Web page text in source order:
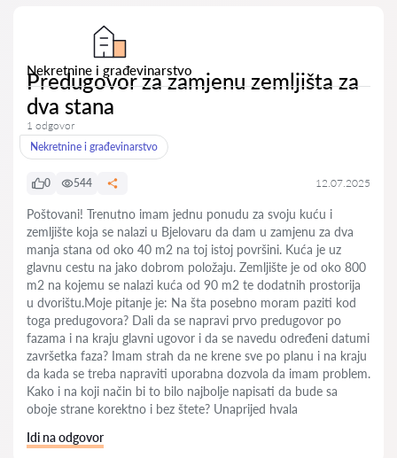
Nekretnine i građevinarstvo
Predugovor za zamjenu zemljišta za
dva stana
1 odgovor
Nekretnine i građevinarstvo
0 544 12.07.2025
Poštovani! Trenutno imam jednu ponudu za svoju kuću i
zemljište koja se nalazi u Bjelovaru da dam u zamjenu za dva
manja stana od oko 40 m2 na toj istoj površini. Kuća je uz
glavnu cestu na jako dobrom položaju. Zemljište je od oko 800
m2 na kojemu se nalazi kuća od 90 m2 te dodatnih prostorija
u dvorištu.Moje pitanje je: Na šta posebno moram paziti kod
toga predugovora? Dali da se napravi prvo predugovor po
fazama i na kraju glavni ugovor i da se navedu određeni datumi
završetka faza? Imam strah da ne krene sve po planu i na kraju
da kada se treba napraviti uporabna dozvola da imam problem.
Kako i na koji nač̣in bi to bilo najbolje napisati da bude sa
oboje strane korektno i bez štete? Unaprijed hvala
Idi na odgovor